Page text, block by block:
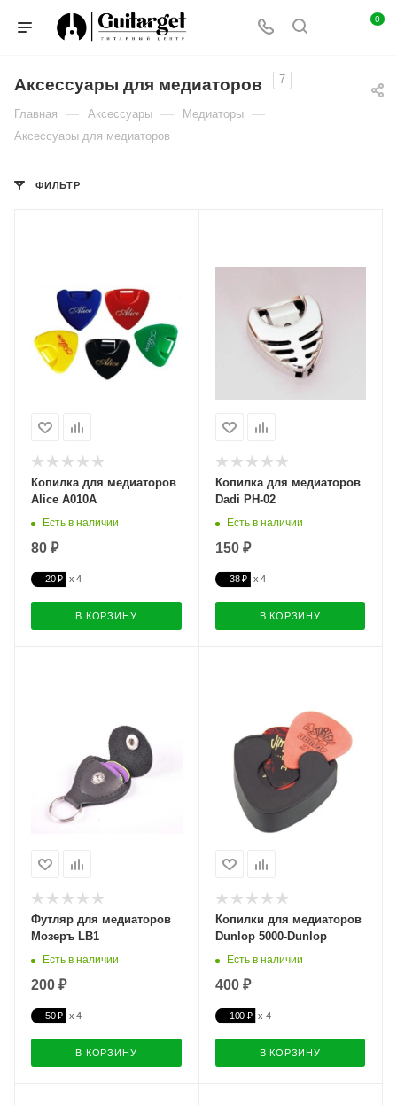
0
Аксессуары для медиаторов 7
Главная — Аксессуары — Медиаторы —
Аксессуары для медиаторов
ФИЛЬТР
Копилка для медиаторов
Alice A010A
Есть в наличии
80 ₽
20 ₽
В КОРЗИНУ
Копилка для медиаторов
Dadi PH-02
Есть в наличии
150 ₽
38 ₽
В КОРЗИНУ
Футляр для медиаторов
Мозеръ LB1
Есть в наличии
200 ₽
50 ₽
В КОРЗИНУ
Копилки для медиаторов
Dunlop 5000-Dunlop
Есть в наличии
400 ₽
100 ₽
В КОРЗИНУ